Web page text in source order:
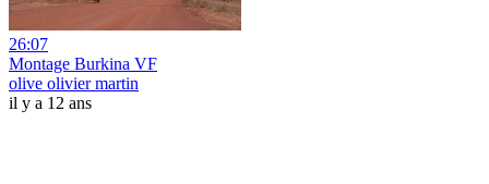
26:07
Montage Burkina VF
olive olivier martin
il y a 12 ans